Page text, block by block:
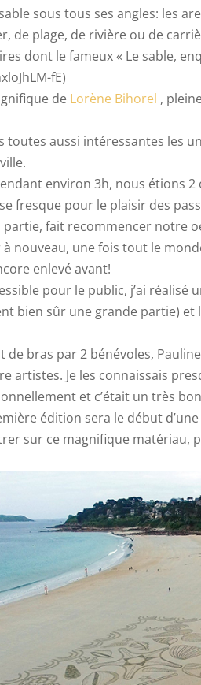
sous tous ses angles: les
de plage, de rivière ou de
dont le fameux « Le sable,
fE)
de Lorène Bihorel ,
toutes aussi intéressantes les
environ 3h, nous étions
fresque pour le plaisir des
partie, fait recommencer notre
nouveau, une fois tout le
enlevé avant!
pour le public, j’ai
bien sûr une grande partie) et
de bras par 2 bénévoles,
artistes. Je les connaissais
et c’était un très
édition sera le début
sur ce magnifique matériau,